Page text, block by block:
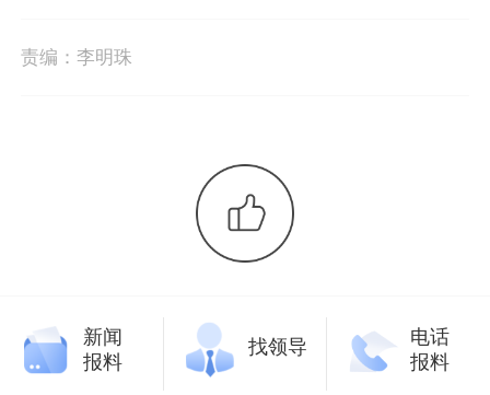
责编：李明珠
新闻
报料
找领导
电话
报料